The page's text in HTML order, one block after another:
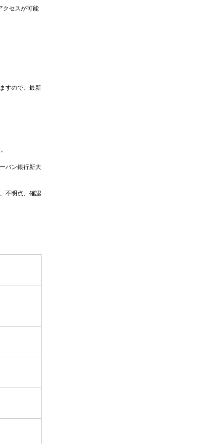
クセスが可能
すので、最新
バン銀行新大
不明点、確認